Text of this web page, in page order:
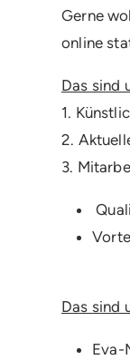
Gerne
online
Das sind
1.
2.
3.
Das sind
Eva-